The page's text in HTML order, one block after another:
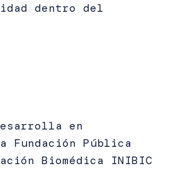
dentro del
en
Fundación Pública
Biomédica INIBIC